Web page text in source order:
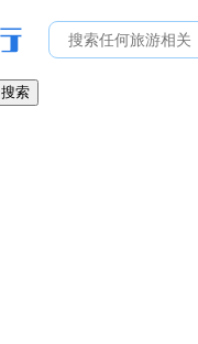
搜索